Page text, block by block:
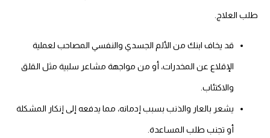
طلب العلاج.
قد يخاف ابنك من الألم الجسدي والنفسي المصاحب لعملية
الإقلاع عن المخدرات، أو من مواجهة مشاعر سلبية مثل القلق
والاكتئاب.
يشعر بالعار والذنب بسبب إدمانه، مما يدفعه إلى إنكار المشكلة
أو تجنب طلب المساعدة.